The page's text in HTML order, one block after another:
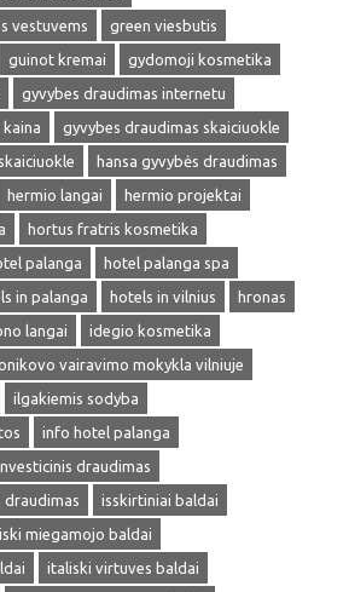
vestuvems
green viesbutis
guinot kremai
gydomoji kosmetika
gyvybes draudimas internetu
gyvybes draudimas skaiciuokle
hansa gyvybės draudimas
hermio langai
hermio projektai
hortus fratris kosmetika
palanga
hotel palanga spa
in palanga hotels in vilnius
hronas
langai
idegio kosmetika
vairavimo mokykla vilniuje
ilgakiemis sodyba
info hotel palanga
draudimas
draudimas
isskirtiniai baldai
miegamojo baldai
italiski virtuves baldai